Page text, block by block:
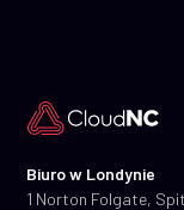
Biuro w Londynie
1 Norton Folgate,